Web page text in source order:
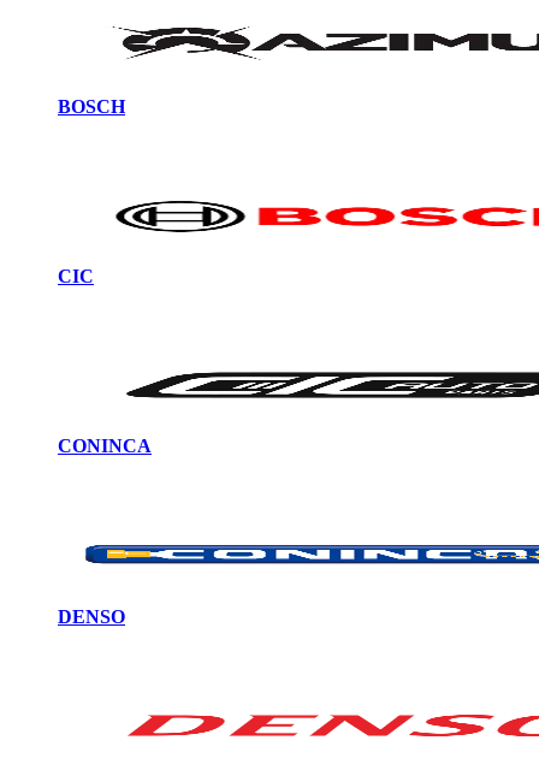
BOSCH
CIC
CONINCA
DENSO